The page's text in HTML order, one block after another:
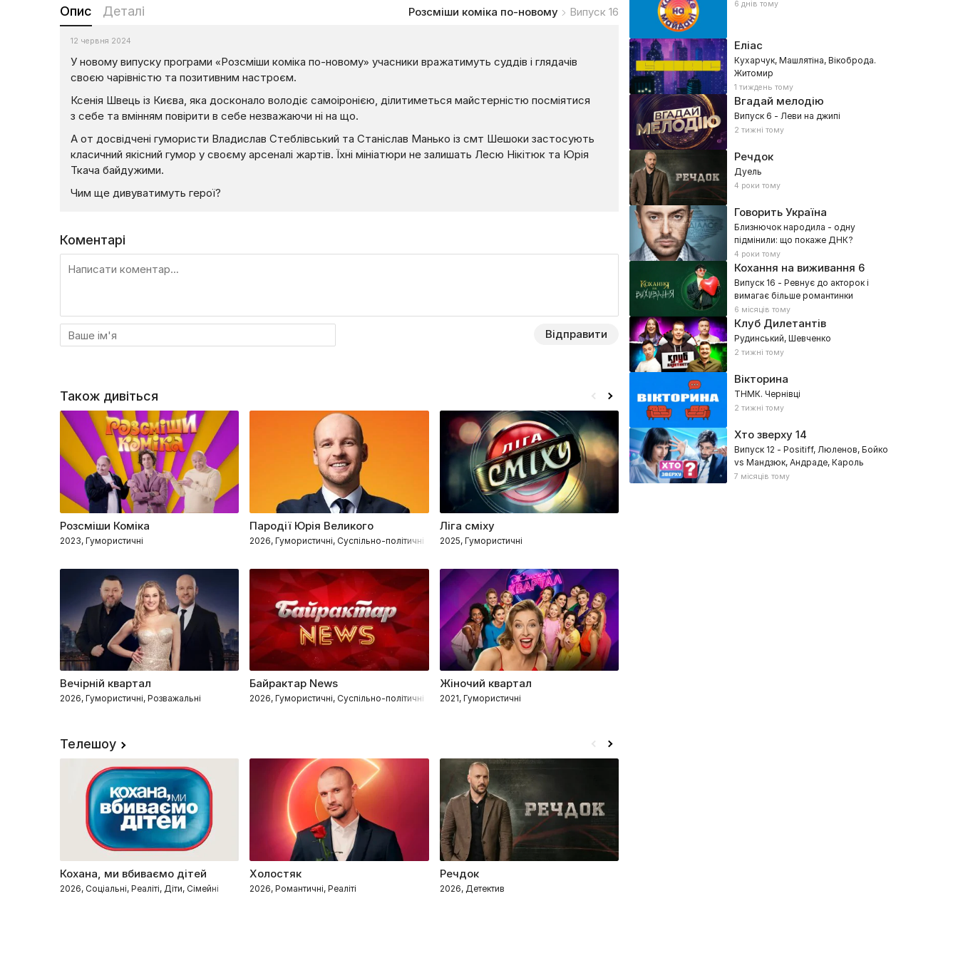
Опис Деталі Розсміши коміка по-новому Випуск 16
12 червня 2024
У новому випуску програми «Розсміши коміка по-новому» учасники вражатимуть суддів і глядачів
своєю чарівністю та позитивним настроєм.
Ксенія Швець із Києва, яка досконало володіє самоіронією, ділитиметься майстерністю посміятися
з себе та вмінням повірити в себе незважаючи ні на що.
А от досвідчені гумористи Владислав Стеблівський та Станіслав Манько із смт Шешоки застосують
класичний якісний гумор у своєму арсеналі жартів. Їхні мініатюри не залишать Лесю Нікітюк та Юрія
Ткача байдужими.
Чим ще дивуватимуть герої?
Коментарі
Відправити
6 днів тому
Еліас
Кухарчук, Машлятіна, Вікоброда.
Житомир
1 тиждень тому
Вгадай мелодію
Випуск 6 - Леви на джипі
2 тижні тому
Речдок
Дуель
4 роки тому
Говорить Україна
Близнючок народила - одну
підмінили: що покаже ДНК?
4 роки тому
Кохання на виживання 6
Випуск 16 - Ревнує до акторок і
вимагає більше романтинки
6 місяців тому
Клуб Дилетантів
Рудинський, Шевченко
2 тижні тому
Вікторина
ТНМК. Чернівці
2 тижні тому
Хто зверху14
Випуск 12 - Positiff, Люленов, Бойко
vs Мандзюк, Андраде, Кароль
7 місяців тому
Також дивіться
Розсміши Коміка
2023, Гумористичні
Пародії Юрія Великого
2026, Гумористичні, Суспільно-політичні
Ліга сміху
2025, Гумористичні
Вечірній квартал
2026, Гумористичні, Розважальні
Байрактар News
2026, Гумористичні, Суспільно-політичні
Жіночий квартал
2021, Гумористичні
Телешоу
Кохана, ми вбиваємо дітей
2026, Соціальні, Реаліті, Діти, Сімейні
Холостяк
2026, Романтичні, Реаліті
Речдок
2026, Детектив